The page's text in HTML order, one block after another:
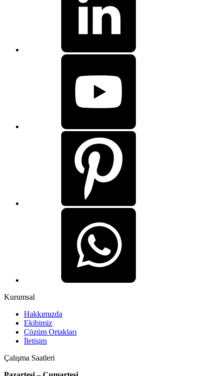
Kurumsal
Hakkımızda
Ekibimiz
Çözüm Ortakları
İletişim
Çalışma Saatleri